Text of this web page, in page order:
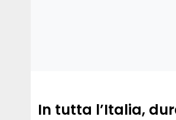
In tutta l’Italia,